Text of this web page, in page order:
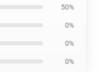
50%
0%
0%
0%